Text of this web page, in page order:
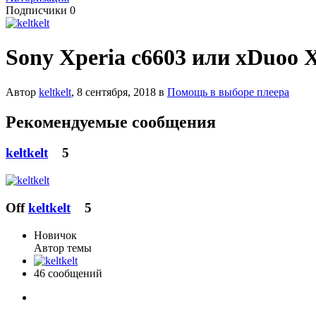
Подписчики 0
Sony Xperia c6603 или xDuoo
Автор keltkelt, 8 сентября, 2018 в Помощь в выборе плеера
Рекомендуемые сообщения
keltkelt 5
Off keltkelt 5
Новичок
Автор темы
46 сообщений